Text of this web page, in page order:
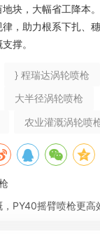
块，大幅省工降本。
，助力根系下扎、
撑。
} 程瑞达涡轮喷枪
大半径涡轮喷枪
农业灌溉涡轮喷
，PY40摇臂喷枪更高